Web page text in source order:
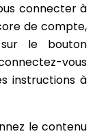
connecter à
de compte,
le bouton
vous
instructions à
le contenu